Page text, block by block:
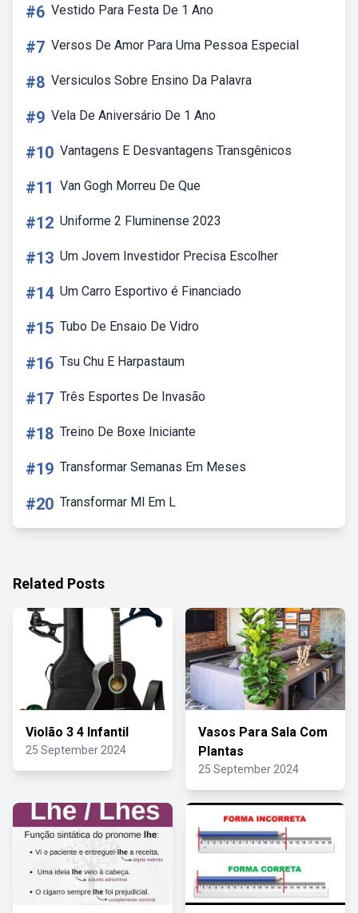
#6 Vestido Para Festa De 1 Ano
#7 Versos De Amor Para Uma Pessoa Especial
#8 Versiculos Sobre Ensino Da Palavra
#9 Vela De Aniversário De 1 Ano
#10 Vantagens E Desvantagens Transgênicos
#11 Van Gogh Morreu De Que
#12 Uniforme 2 Fluminense 2023
#13 Um Jovem Investidor Precisa Escolher
#14 Um Carro Esportivo é Financiado
#15 Tubo De Ensaio De Vidro
#16 Tsu Chu E Harpastaum
#17 Três Esportes De Invasão
#18 Treino De Boxe Iniciante
#19 Transformar Semanas Em Meses
#20 Transformar Ml Em L
Related Posts
Violão 3 4 Infantil
25 September 2024
Vasos Para Sala Com
Plantas
25 September 2024